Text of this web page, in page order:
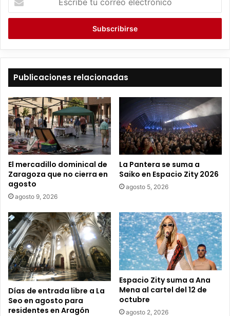
c
i
b
o
r
r
e
o
l
t
r
ó
n
i
c
o
Publicaciones relacionadas
El mercadillo dominical de
Zaragoza que no cierra en
agosto
agosto 9, 2026
La Pantera se suma a
Saiko en Espacio Zity 2026
agosto 5, 2026
Días de entrada libre a La
Seo en agosto para
residentes en Aragón
Espacio Zity suma a Ana
Mena al cartel del 12 de
octubre
agosto 2, 2026